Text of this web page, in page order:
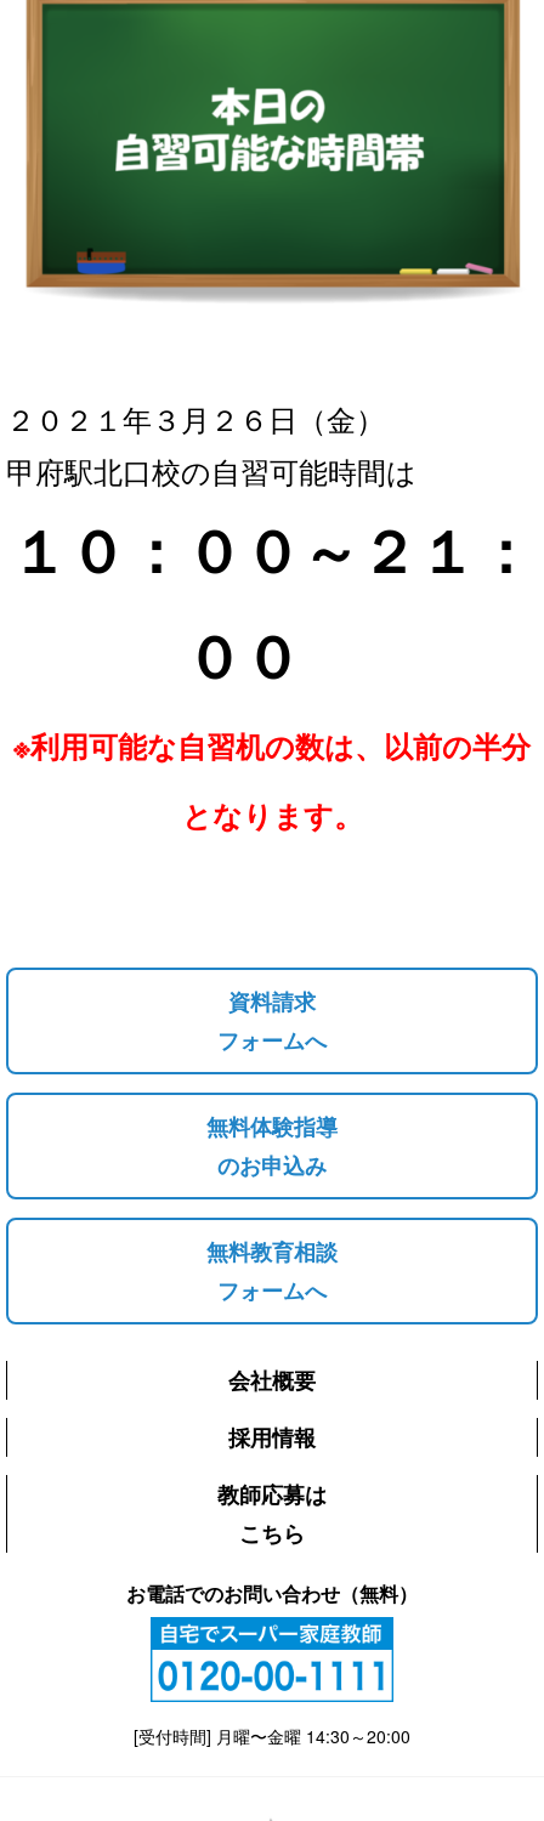
２０２１年３月２６ 日（金）
甲府駅北口校の自習可能時間は
１０：００～２１：
０ ０
※利用可能な自習机の数は、以前の半分
となります。
資料請求
フォームへ
無料体験指導
のお申込み
無料教育相談
フォームへ
会社概要
採用情報
教師応募は
こちら
お電話でのお問い合わせ（無料）
[受付時間] 月曜〜金曜 14:30～20:00